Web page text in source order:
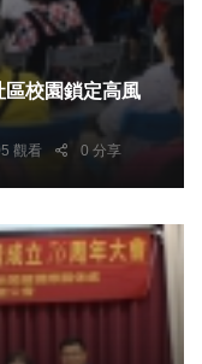
校園鎖定高風
觀看 0 分享